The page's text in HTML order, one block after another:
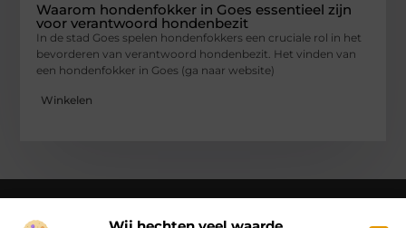
Waarom hondenfokker in Goes essentieel zijn
voor verantwoord hondenbezit
In de stad Goes spelen hondenfokkers een cruciale rol in het
bevorderen van verantwoord hondenbezit. Het vinden van
een hondenfokker in Goes (ga naar website)
Winkelen